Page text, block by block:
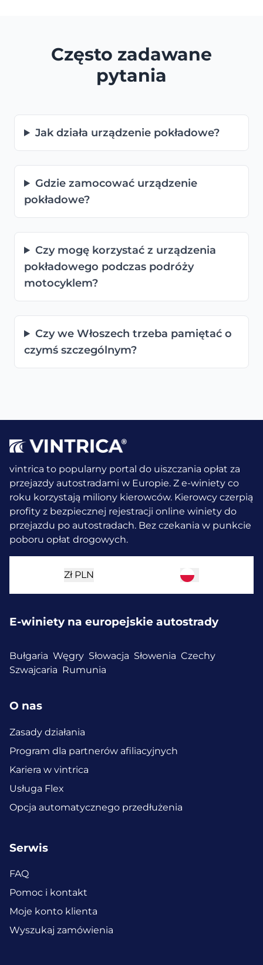
Często zadawane
pytania
Jak działa urządzenie pokładowe?
Gdzie zamocować urządzenie
pokładowe?
Czy mogę korzystać z urządzenia
pokładowego podczas podróży
motocyklem?
Czy we Włoszech trzeba pamiętać o
czymś szczególnym?
vintrica to popularny portal do uiszczania opłat za
przejazdy autostradami w Europie. Z e-winiety co
roku korzystają miliony kierowców. Kierowcy czerpią
profity z bezpiecznej rejestracji online winiety do
przejazdu po autostradach. Bez czekania w punkcie
poboru opłat drogowych.
Zł PLN
E-winiety na europejskie autostrady
Bułgaria Węgry Słowacja Słowenia Czechy
Szwajcaria Rumunia
O nas
Zasady działania
Program dla partnerów afiliacyjnych
Kariera w vintrica
Usługa Flex
Opcja automatycznego przedłużenia
Serwis
FAQ
Pomoc i kontakt
Moje konto klienta
Wyszukaj zamówienia